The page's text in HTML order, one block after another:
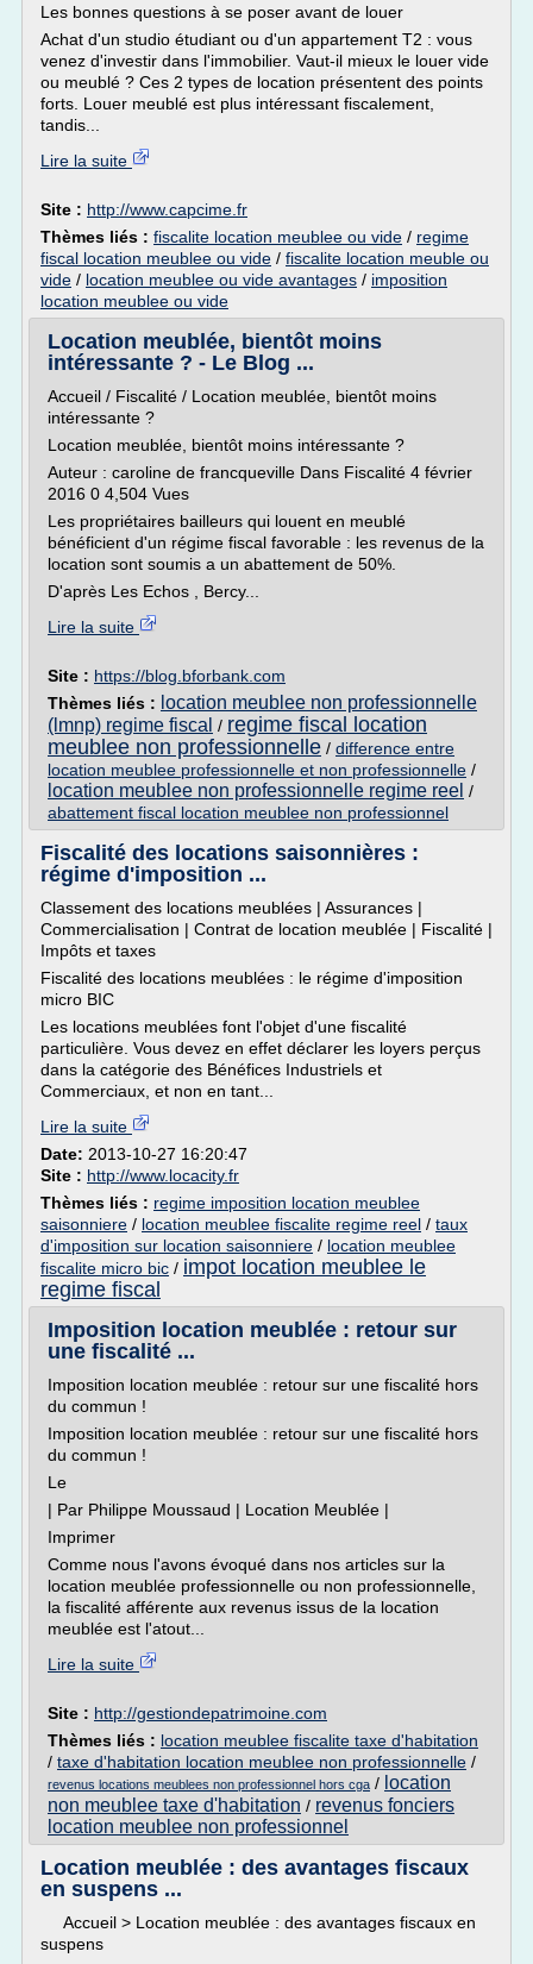
Les bonnes questions à se poser avant de louer
Achat d'un studio étudiant ou d'un appartement T2 : vous
venez d'investir dans l'immobilier. Vaut-il mieux le louer vide
ou meublé ? Ces 2 types de location présentent des points
forts. Louer meublé est plus intéressant fiscalement,
tandis...
Lire la suite
Site : http://www.capcime.fr
Thèmes liés : fiscalite location meublee ou vide / regime
fiscal location meublee ou vide / fiscalite location meuble ou
vide / location meublee ou vide avantages / imposition
location meublee ou vide
Location meublée, bientôt moins
intéressante ? - Le Blog ...
Accueil / Fiscalité / Location meublée, bientôt moins
intéressante ?
Location meublée, bientôt moins intéressante ?
Auteur : caroline de francqueville Dans Fiscalité 4 février
2016 0 4,504 Vues
Les propriétaires bailleurs qui louent en meublé
bénéficient d'un régime fiscal favorable : les revenus de la
location sont soumis a un abattement de 50%.
D'après Les Echos , Bercy...
Lire la suite
Site : https://blog.bforbank.com
Thèmes liés : location meublee non professionnelle
(lmnp) regime fiscal / regime fiscal location
meublee non professionnelle / difference entre
location meublee professionnelle et non professionnelle /
location meublee non professionnelle regime reel /
abattement fiscal location meublee non professionnel
Fiscalité des locations saisonnières :
régime d'imposition ...
Classement des locations meublées | Assurances |
Commercialisation | Contrat de location meublée | Fiscalité |
Impôts et taxes
Fiscalité des locations meublées : le régime d'imposition
micro BIC
Les locations meublées font l'objet d'une fiscalité
particulière. Vous devez en effet déclarer les loyers perçus
dans la catégorie des Bénéfices Industriels et
Commerciaux, et non en tant...
Lire la suite
Date: 2013-10-27 16:20:47
Site : http://www.locacity.fr
Thèmes liés : regime imposition location meublee
saisonniere / location meublee fiscalite regime reel / taux
d'imposition sur location saisonniere / location meublee
fiscalite micro bic / impot location meublee le
regime fiscal
Imposition location meublée : retour sur
une fiscalité ...
Imposition location meublée : retour sur une fiscalité hors
du commun !
Imposition location meublée : retour sur une fiscalité hors
du commun !
Le
| Par Philippe Moussaud | Location Meublée |
Imprimer
Comme nous l'avons évoqué dans nos articles sur la
location meublée professionnelle ou non professionnelle,
la fiscalité afférente aux revenus issus de la location
meublée est l'atout...
Lire la suite
Site : http://gestiondepatrimoine.com
Thèmes liés : location meublee fiscalite taxe d'habitation
/ taxe d'habitation location meublee non professionnelle /
revenus locations meublees non professionnel hors cga / location
non meublee taxe d'habitation / revenus fonciers
location meublee non professionnel
Location meublée : des avantages fiscaux
en suspens ...
Accueil > Location meublée : des avantages fiscaux en
suspens